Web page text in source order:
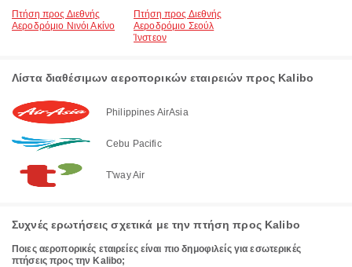
Πτήση προς Διεθνής
Αεροδρόμιο Νινόι Ακίνο
Πτήση προς Διεθνής
Αεροδρόμιο Σεούλ
Ίνστεον
Λίστα διαθέσιμων αεροπορικών εταιρειών προς Kalibo
Philippines AirAsia
Cebu Pacific
T'way Air
Συχνές ερωτήσεις σχετικά με την πτήση προς Kalibo
Ποιες αεροπορικές εταιρείες είναι πιο δημοφιλείς για εσωτερικές
πτήσεις προς την Kalibo;